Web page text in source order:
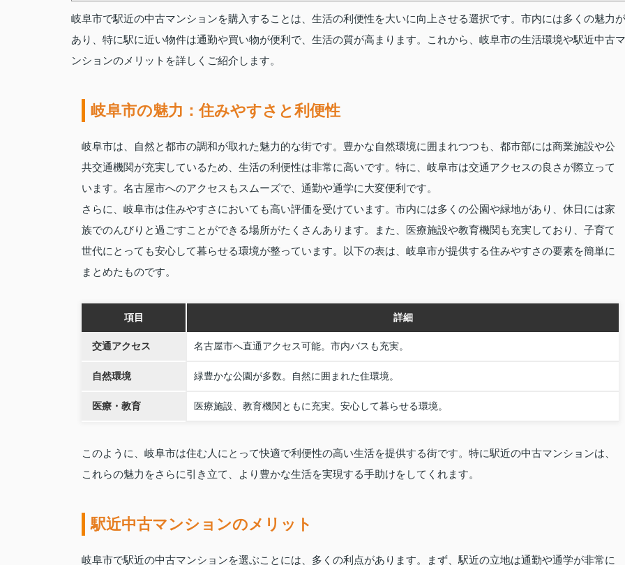
岐阜市で駅近の中古マンションを購入することは、生活の利便性を大いに向上させる選択です。市内には多くの魅力が
あり、特に駅に近い物件は通勤や買い物が便利で、生活の質が高まります。これから、岐阜市の生活環境や駅近中古マ
ンションのメリットを詳しくご紹介します。
岐阜市の魅力：住みやすさと利便性
岐阜市は、自然と都市の調和が取れた魅力的な街です。豊かな自然環境に囲まれつつも、都市部には商業施設や公
共交通機関が充実しているため、生活の利便性は非常に高いです。特に、岐阜市は交通アクセスの良さが際立って
います。名古屋市へのアクセスもスムーズで、通勤や通学に大変便利です。
さらに、岐阜市は住みやすさにおいても高い評価を受けています。市内には多くの公園や緑地があり、休日には家
族でのんびりと過ごすことができる場所がたくさんあります。また、医療施設や教育機関も充実しており、子育て
世代にとっても安心して暮らせる環境が整っています。以下の表は、岐阜市が提供する住みやすさの要素を簡単に
まとめたものです。
項目 詳細
交通アクセス 名古屋市へ直通アクセス可能。市内バスも充実。
自然環境 緑豊かな公園が多数。自然に囲まれた住環境。
医療・教育 医療施設、教育機関ともに充実。安心して暮らせる環境。
このように、岐阜市は住む人にとって快適で利便性の高い生活を提供する街です。特に駅近の中古マンションは、
これらの魅力をさらに引き立て、より豊かな生活を実現する手助けをしてくれます。
駅近中古マンションのメリット
岐阜市で駅近の中古マンションを選ぶことには、多くの利点があります。まず、駅近の立地は通勤や通学が非常に